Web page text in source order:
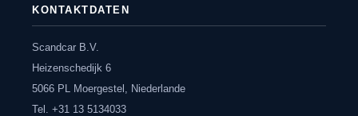
KONTAKTDATEN
Scandcar B.V.
Heizenschedijk 6
5066 PL Moergestel, Niederlande
Tel. +31 13 5134033